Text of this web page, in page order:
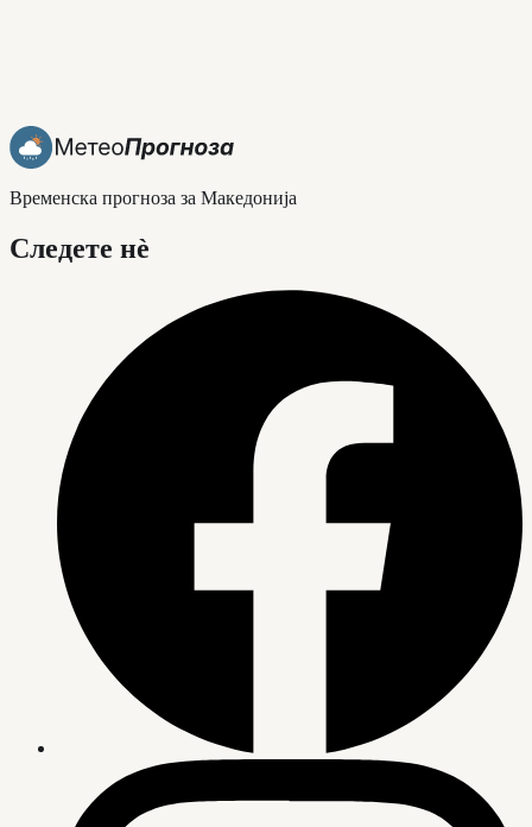
Временска прогноза за Македонија
Следете нè